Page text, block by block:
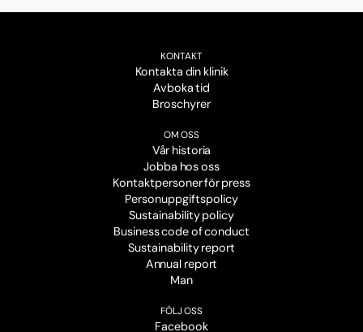
KONTAKT
Kontakta din klinik
Avboka tid
Broschyrer
OM OSS
Vår historia
Jobba hos oss
Kontaktpersoner för press
Personuppgiftspolicy
Sustainability policy
Business code of conduct
Sustainability report
Annual report
Man
FÖLJ OSS
Facebook